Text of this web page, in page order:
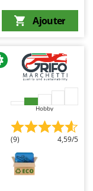
Ajouter
Hobby
(9) 4,59/5